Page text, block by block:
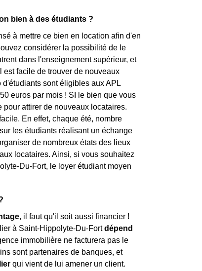
bien à des étudiants ?
à mettre ce bien en location afin d'en
considérer la possibilité de le
dans l'enseignement supérieur, et
facile de trouver de nouveaux
sont éligibles aux APL
euros par mois ! SI le bien que vous
attirer de nouveaux locataires.
En effet, chaque été, nombre
les étudiants réalisant un échange
de nombreux états des lieux
locataires. Ainsi, si vous souhaitez
Du-Fort, le loyer étudiant moyen
, il faut qu'il soit aussi financier !
à Saint-Hippolyte-Du-Fortdépend
immobilière ne facturera pas le
sont partenaires de banques, et
qui vient de lui amener un client.